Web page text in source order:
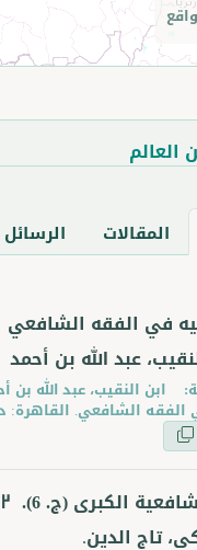
العالم
المقالات
في الفقه الشافعي
عبد الله بن أحمد
الفقه الشافعي. القاهرة:
الكبرى (ج. 6).
تاج الدين.